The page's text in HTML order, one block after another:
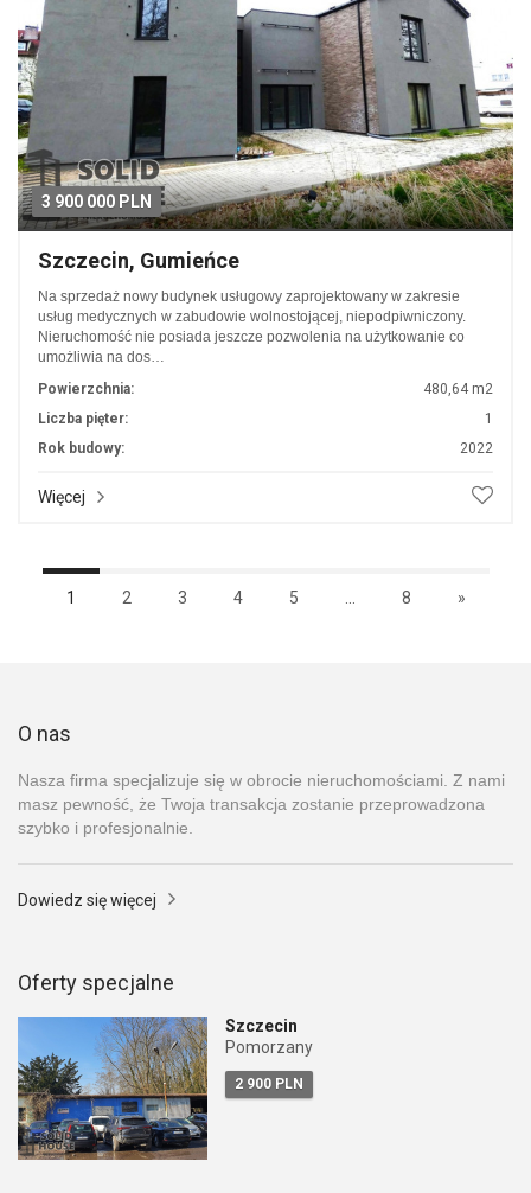
3 900 000 PLN
Szczecin, Gumieńce
Na sprzedaż nowy budynek usługowy zaprojektowany w zakresie
usług medycznych w zabudowie wolnostojącej, niepodpiwniczony.
Nieruchomość nie posiada jeszcze pozwolenia na użytkowanie co
umożliwia na dos…
Powierzchnia:
480,64 m2
Liczba pięter:
1
Rok budowy:
2022
Więcej
1 2 3 4 5 8 »
O nas
Nasza firma specjalizuje się w obrocie nieruchomościami. Z nami
masz pewność, że Twoja transakcja zostanie przeprowadzona
szybko i profesjonalnie.
Dowiedz się więcej
Oferty specjalne
Szczecin
Pomorzany
2 900 PLN